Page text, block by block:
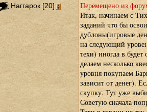
Наггарок [20]
Перемещено из
Итак, начинаем с
заданий что бы
дублоны(игровые
на следующий
техи) иногда в
делаем несколько
уровня покупаем
зависит от денег).
скупку. Тут уже
Советую сначала